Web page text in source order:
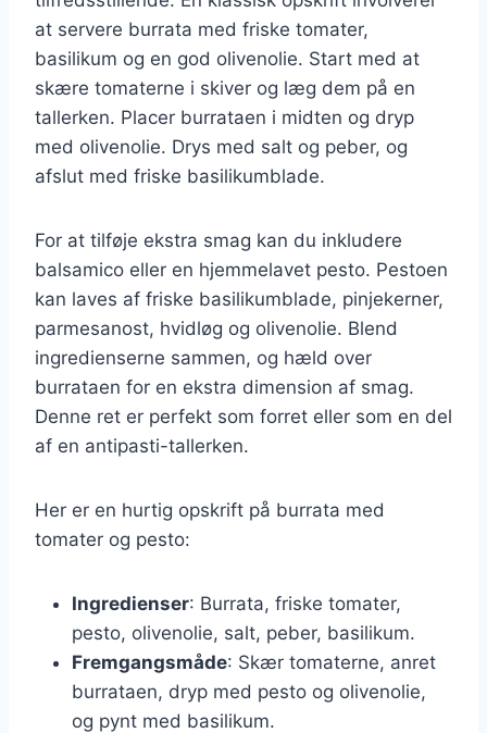
at servere burrata med friske tomater,
basilikum og en god olivenolie. Start med at
skære tomaterne i skiver og læg dem på en
tallerken. Placer burrataen i midten og dryp
med olivenolie. Drys med salt og peber, og
afslut med friske basilikumblade.
For at tilføje ekstra smag kan du inkludere
balsamico eller en hjemmelavet pesto. Pestoen
kan laves af friske basilikumblade, pinjekerner,
parmesanost, hvidløg og olivenolie. Blend
ingredienserne sammen, og hæld over
burrataen for en ekstra dimension af smag.
Denne ret er perfekt som forret eller som en del
af en antipasti-tallerken.
Her er en hurtig opskrift på burrata med
tomater og pesto:
Ingredienser: Burrata, friske tomater,
pesto, olivenolie, salt, peber, basilikum.
Fremgangsmåde: Skær tomaterne, anret
burrataen, dryp med pesto og olivenolie,
og pynt med basilikum.